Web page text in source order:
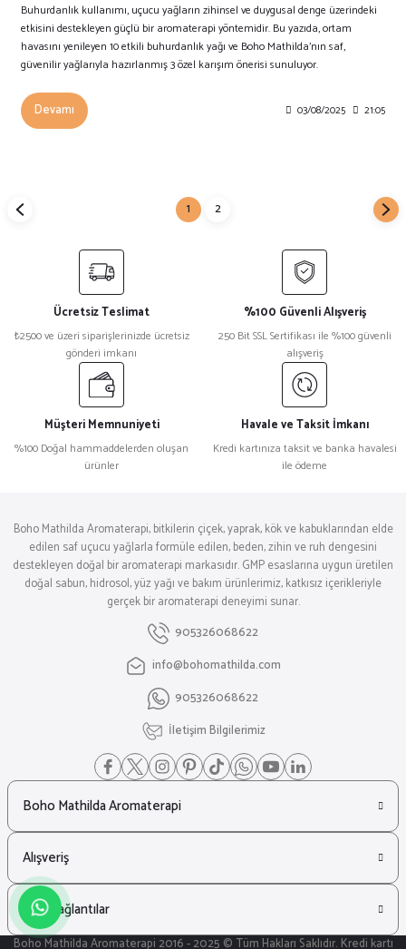
Buhurdanlık kullanımı, uçucu yağların zihinsel ve duygusal denge üzerindeki
etkisini destekleyen güçlü bir aromaterapi yöntemidir. Bu yazıda, ortam
havasını yenileyen 10 etkili buhurdanlık yağı ve Boho Mathilda'nın saf,
güvenilir yağlarıyla hazırlanmış 3 özel karışım önerisi sunuluyor.
Devamı 03/08/2025 21:05
1 2
Ücretsiz Teslimat
₺2500 ve üzeri siparişlerinizde ücretsiz
gönderi imkanı
%100 Güvenli Alışveriş
250 Bit SSL Sertifikası ile %100 güvenli
alışveriş
Müşteri Memnuniyeti
%100 Doğal hammaddelerden oluşan
ürünler
Havale ve Taksit İmkanı
Kredi kartınıza taksit ve banka havalesi
ile ödeme
Boho Mathilda Aromaterapi, bitkilerin çiçek, yaprak, kök ve kabuklarından elde
edilen saf uçucu yağlarla formüle edilen, beden, zihin ve ruh dengesini
destekleyen doğal bir aromaterapi markasıdır. GMP esaslarına uygun üretilen
doğal sabun, hidrosol, yüz yağı ve bakım ürünlerimiz, katkısız içerikleriyle
gerçek bir aromaterapi deneyimi sunar.
905326068622
info@bohomathilda.com
905326068622
İletişim Bilgilerimiz
Boho Mathilda Aromaterapi
Alışveriş
Hızlı Bağlantılar
Boho Mathilda Aromaterapi 2016 - 2025 © Tüm Hakları Saklıdır. Kredi kartı